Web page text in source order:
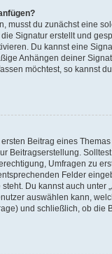
musst du zunächst eine
Signatur erstellt und
Du kannst eine
Anhängen deiner
möchtest, so kannst
Beitrag eines
Beitragserstellung.
Umfragen zu
Felder
Du kannst auch unter
auswählen kann,
und schließlich, ob die